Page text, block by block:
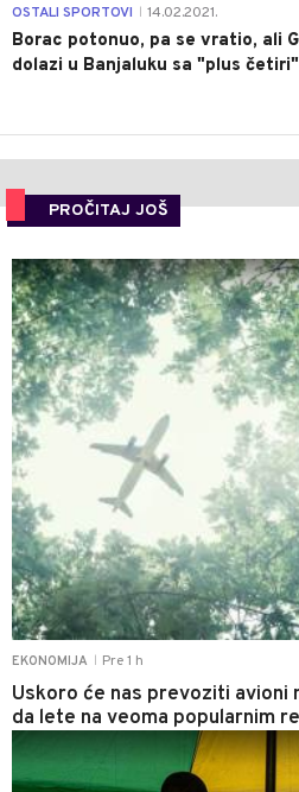
OSTALI SPORTOVI 14.02.2021.
Borac potonuo, pa se vratio, ali
dolazi u Banjaluku sa "plus
PROČITAJ JOŠ
EKONOMIJA Pre 1 h
Uskoro će nas prevoziti avioni
da lete na veoma popularnim